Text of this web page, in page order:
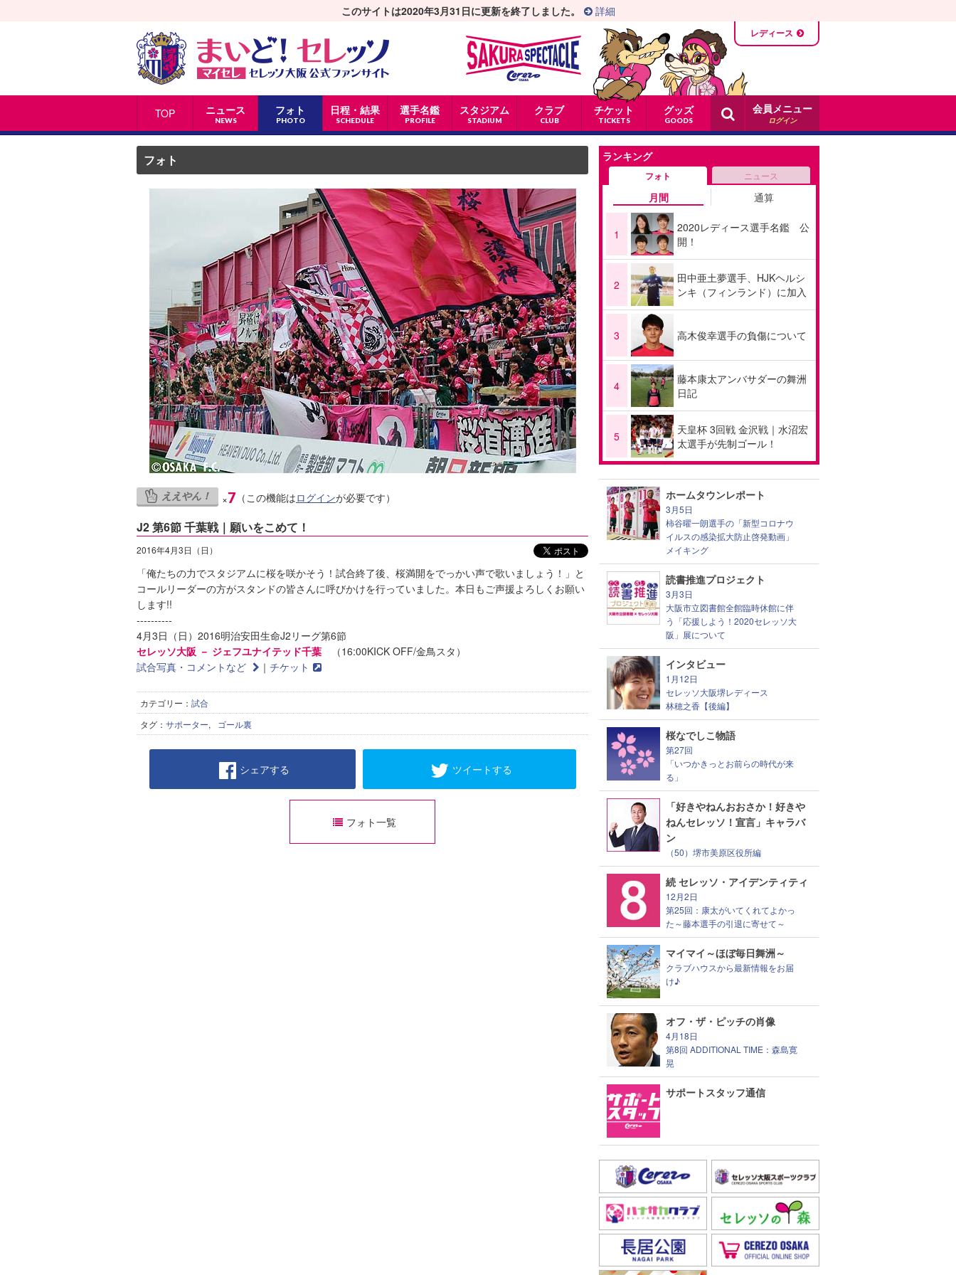
TOP ニュース
NEWS
フォト
PHOTO
日程・結果
SCHEDULE
選手名鑑
PROFILE
スタジアム
STADIUM
クラブ
CLUB
チケット
TICKETS
グッズ
GOODS
このサイトは2020年3月31日に更新を終了しました。 詳細
レディース
会員メニュー
ログイン
フォト
ええやん！ ×7 （この機能はログインが必要です）
J2 第6節 千葉戦｜願いをこめて！
2016年4月3日（日）
「俺たちの力でスタジアムに桜を咲かそう！試合終了後、桜満開をでっかい声で歌いましょう！」と
コールリーダーの方がスタンドの皆さんに呼びかけを行っていました。本日もご声援よろしくお願い
します!!
----------
4月3日（日）2016明治安田生命J2リーグ第6節
セレッソ大阪 － ジェフユナイテッド千葉 （16:00KICK OFF/金鳥スタ）
試合写真・コメントなど
｜ チケット
カテゴリー： 試合
タグ： サポーター, ゴール裏
シェアする ツイートする
フォト一覧
ランキング
フォト ニュース
月間 通算
1
2020レディース選手名鑑 公
開！
2
田中亜土夢選手、HJKヘルシ
ンキ（フィンランド）に加入
3 高木俊幸選手の負傷について
4
藤本康太アンバサダーの舞洲
日記
5
天皇杯 3回戦 金沢戦｜水沼宏
太選手が先制ゴール！
ホームタウンレポート
3月5日
柿谷曜一朗選手の「新型コロナウ
イルスの感染拡大防止啓発動画」
メイキング
読書推進プロジェクト
3月3日
大阪市立図書館全館臨時休館に伴
う「応援しよう！2020セレッソ大
阪」展について
インタビュー
1月12日
セレッソ大阪堺レディース
林穂之香【後編】
桜なでしこ物語
第27回
「いつかきっとお前らの時代が来
る」
「好きやねんおおさか！好きや
ねんセレッソ！宣言」キャラバ
ン
（50）堺市美原区役所編
続 セレッソ・アイデンティティ
12月2日
第25回：康太がいてくれてよかっ
た～藤本選手の引退に寄せて～
マイマイ～ほぼ毎日舞洲～
クラブハウスから最新情報をお届
け♪
オフ・ザ・ピッチの肖像
4月18日
第8回 ADDITIONAL TIME：森島寛
晃
サポートスタッフ通信